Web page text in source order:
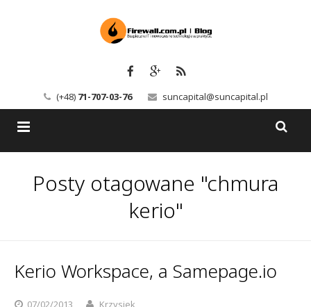
(+48) 71-707-03-76 suncapital@suncapital.pl
Backup-Solutions
Usługi
Posty otagowane "chmura
kerio"
Kerio Workspace, a Samepage.io
07/02/2013
Krzysiek